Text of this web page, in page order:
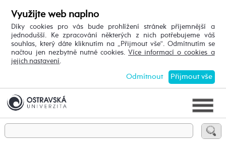
Využijte web naplno
Díky cookies pro vás bude prohlížení stránek příjemnější a
jednodušší. Ke zpracování některých z nich potřebujeme váš
souhlas, který dáte kliknutím na „Přijmout vše“. Odmítnutím se
načtou jen nezbytně nutné cookies.Více informací o cookies a
jejich nastavení
Přijmout vše
Odmítnout